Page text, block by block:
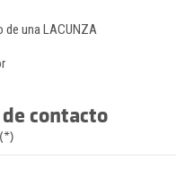
de una LACUNZA
contacto